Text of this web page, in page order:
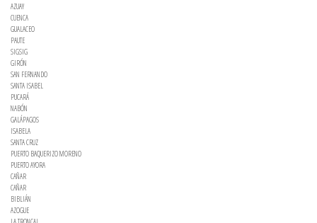
AZUAY
CUENCA
GUALACEO
PAUTE
SIGSIG
GIRÓN
SAN FERNANDO
SANTA ISABEL
PUCARÁ
NABÓN
GALÁPAGOS
ISABELA
SANTA CRUZ
PUERTO BAQUERIZO MORENO
PUERTO AYORA
CAÑAR
CAÑAR
BIBLIÁN
AZOGUE